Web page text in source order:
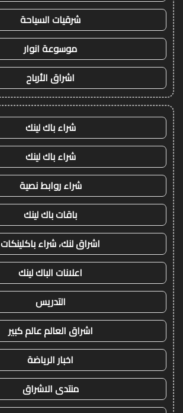
شرقيات السياحة
موسوعة انوار
اشراق الأرباح
شراء باك لينك
شراء باك لينك
شراء روابط نصية
باقات باك لينك
اشراق لنك، شراء باكلينكات
اعلانات الباك لينك
التدريس
اشراق العالم عالم كبير
اخبار الرياضة
منتدى الاشراق